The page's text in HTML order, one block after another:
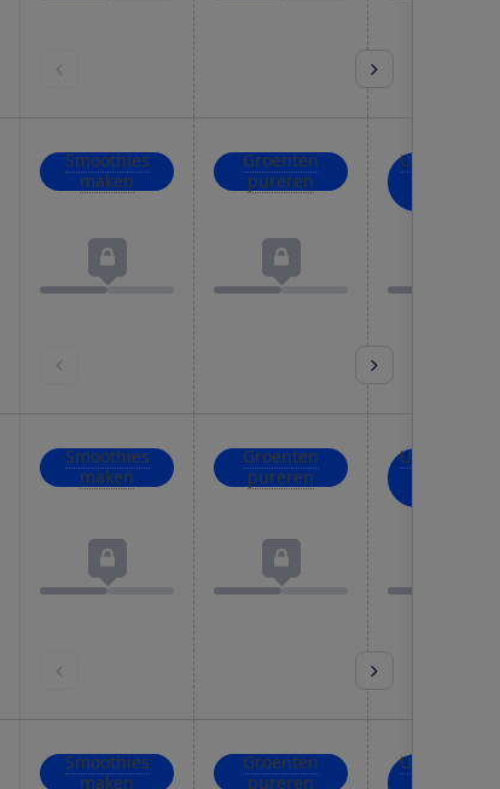
Smoothies
maken
Groenten
pureren
Uien,
Smoothies
maken
Groenten
pureren
Uien,
Smoothies
maken
Groenten
pureren
Uien,